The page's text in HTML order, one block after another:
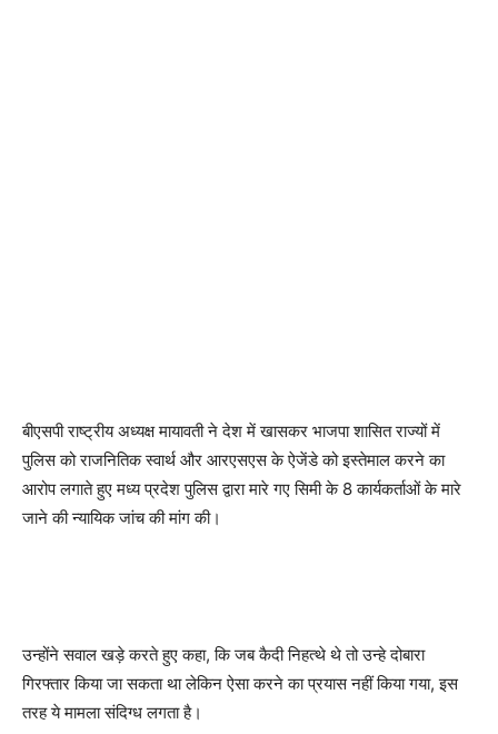
बीएसपी राष्ट्रीय अध्यक्ष मायावती ने देश में खासकर भाजपा शासित राज्यों में
पुलिस को राजनितिक स्वार्थ और आरएसएस के ऐजेंडे को इस्तेमाल करने का
आरोप लगाते हुए मध्य प्रदेश पुलिस द्वारा मारे गए सिमी के 8 कार्यकर्ताओं के मारे
जाने की न्यायिक जांच की मांग की।
उन्होंने सवाल खड़े करते हुए कहा, कि जब कैदी निहत्थे थे तो उन्हे दोबारा
गिरफ्तार किया जा सकता था लेकिन ऐसा करने का प्रयास नहीं किया गया, इस
तरह ये मामला संदिग्ध लगता है।